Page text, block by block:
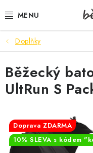
na
BOTY PÁNSKÉ
BOTY DÁMSKÉ
PÁNSKÉ OBLEČENÍ
DÁMSKÉ OBLEČENÍ
DOPLŇKY
Doplňky
Běžecký
UltRun S
Doprava ZDARMA
10% SLEVA s kódem